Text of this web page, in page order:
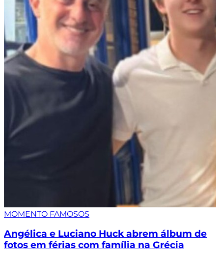
MOMENTO FAMOSOS
Angélica e Luciano Huck abrem álbum de
fotos em férias com família na Grécia